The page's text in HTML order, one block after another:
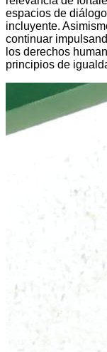
espacios de
incluyente.
continuar
los derechos
principios de